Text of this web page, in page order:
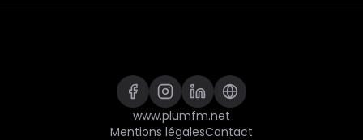
www.plumfm.net
Mentions légalesContact